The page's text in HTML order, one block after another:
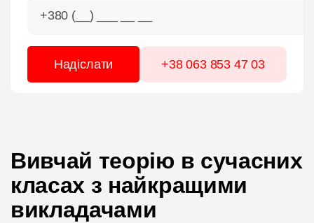
+38 063 853 47 03
Вивчай теорію в сучасних
класах з найкращими
викладачами